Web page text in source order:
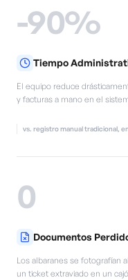
-90%
Tiempo
El equipo reduce
y facturas a mano en el
vs. registro manual tradicional,
0
Documentos
Los albaranes se fotografían
un ticket extraviado en un